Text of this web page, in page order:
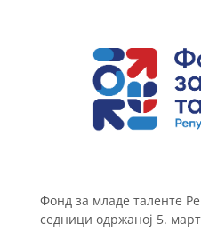
Фонд за младе таленте
седници одржаној 5.